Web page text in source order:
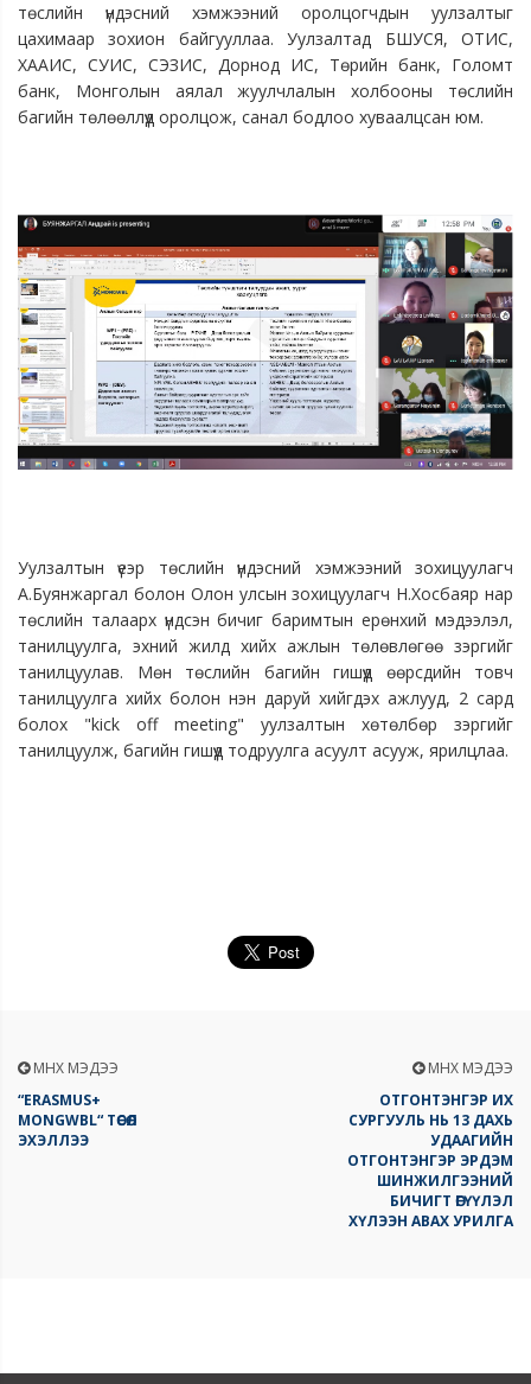
төслийн үндэсний хэмжээний оролцогчдын уулзалтыг
цахимаар зохион байгууллаа. Уулзалтад БШУСЯ, ОТИС,
ХААИС, СУИС, СЭЗИС, Дорнод ИС, Төрийн банк, Голомт
банк, Монголын аялал жуулчлалын холбооны төслийн
багийн төлөөллүүд оролцож, санал бодлоо хуваалцсан юм.
Уулзалтын үеэр төслийн үндэсний хэмжээний зохицуулагч
А.Буянжаргал болон Олон улсын зохицуулагч Н.Хосбаяр нар
төслийн талаарх үндсэн бичиг баримтын ерөнхий мэдээлэл,
танилцуулга, эхний жилд хийх ажлын төлөвлөгөө зэргийг
танилцуулав. Мөн төслийн багийн гишүүд өөрсдийн товч
танилцуулга хийх болон нэн даруй хийгдэх ажлууд, 2 сард
болох "kick off meeting" уулзалтын хөтөлбөр зэргийг
танилцуулж, багийн гишүүд тодруулга асуулт асууж, ярилцлаа.
ӨМНӨХ МЭДЭЭ
“ERASMUS+
MONGWBL“ ТӨСӨЛ
ЭХЭЛЛЭЭ
ӨМНӨХ МЭДЭЭ
ОТГОНТЭНГЭР ИХ
СУРГУУЛЬ НЬ 13 ДАХЬ
УДААГИЙН
ОТГОНТЭНГЭР ЭРДЭМ
ШИНЖИЛГЭЭНИЙ
БИЧИГТ ӨГҮҮЛЭЛ
ХҮЛЭЭН АВАХ УРИЛГА